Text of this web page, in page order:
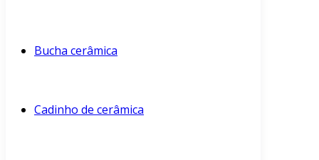
Bucha cerâmica
Cadinho de cerâmica